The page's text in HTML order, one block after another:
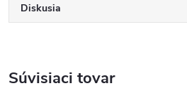
Diskusia
Súvisiaci tovar